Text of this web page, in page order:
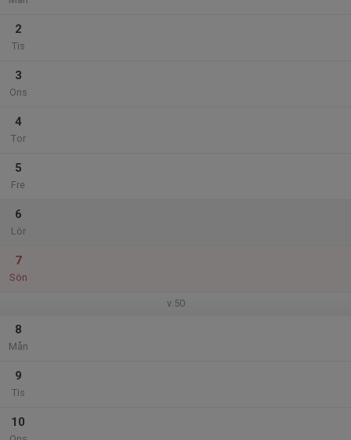
2
Tis
3
Ons
4
Tor
5
Fre
6
Lör
7
Sön
v.50
8
Mån
9
Tis
10